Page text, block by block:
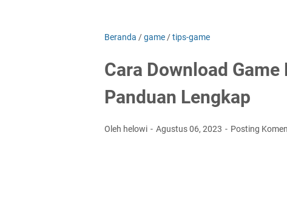
Beranda /game /tips-game
Cara Download Game
Panduan Lengkap
Oleh helowi Agustus 06, 2023 Posting